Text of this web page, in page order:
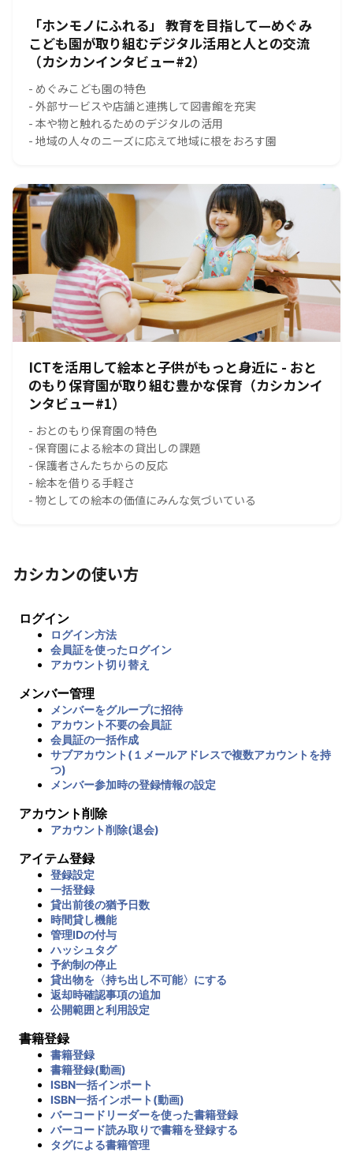
「ホンモノにふれる」 教育を目指して—めぐみ
こども園が取り組むデジタル活用と人との交流
（カシカンインタビュー#2）
- めぐみこども園の特色
- 外部サービスや店舗と連携して図書館を充実
- 本や物と触れるためのデジタルの活用
- 地域の人々のニーズに応えて地域に根をおろす園
ICTを活用して絵本と子供がもっと身近に - おと
のもり保育園が取り組む豊かな保育（カシカンイ
ンタビュー#1）
- おとのもり保育園の特色
- 保育園による絵本の貸出しの課題
- 保護者さんたちからの反応
- 絵本を借りる手軽さ
- 物としての絵本の価値にみんな気づいている
カシカンの使い方
ログイン
ログイン方法
会員証を使ったログイン
アカウント切り替え
メンバー管理
メンバーをグループに招待
アカウント不要の会員証
会員証の一括作成
サブアカウント(１メールアドレスで複数アカウントを持
つ)
メンバー参加時の登録情報の設定
アカウント削除
アカウント削除(退会)
アイテム登録
登録設定
一括登録
貸出前後の猶予日数
時間貸し機能
管理IDの付与
ハッシュタグ
予約制の停止
貸出物を〈持ち出し不可能〉にする
返却時確認事項の追加
公開範囲と利用設定
書籍登録
書籍登録
書籍登録(動画)
ISBN一括インポート
ISBN一括インポート(動画)
バーコードリーダーを使った書籍登録
バーコード読み取りで書籍を登録する
タグによる書籍管理